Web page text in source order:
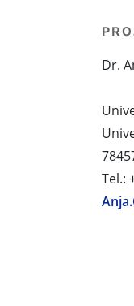
Dr.
Tel.: